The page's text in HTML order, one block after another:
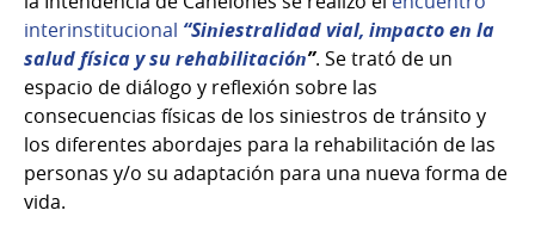
interinstitucional “Siniestralidad vial, impacto en la
salud física y su rehabilitación”. Se trató de un
espacio de diálogo y reflexión sobre las
consecuencias físicas de los siniestros de tránsito y
los diferentes abordajes para la rehabilitación de las
personas y/o su adaptación para una nueva forma de
vida.